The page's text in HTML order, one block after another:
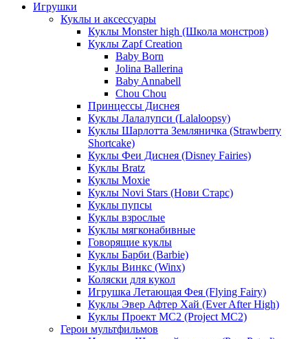
Игрушки
Куклы и аксессуары
Куклы Monster high (Школа монстров)
Куклы Zapf Creation
Baby Born
Jolina Ballerina
Baby Annabell
Chou Chou
Принцессы Диснея
Куклы Лалалупси (Lalaloopsy)
Куклы Шарлотта Земляничка (Strawberry
Shortcake)
Куклы Феи Диснея (Disney Fairies)
Куклы Bratz
Куклы Moxie
Куклы Novi Stars (Нови Старс)
Куклы пупсы
Куклы взрослые
Куклы мягконабивные
Говорящие куклы
Куклы Барби (Barbie)
Куклы Винкс (Winx)
Коляски для кукол
Игрушка Летающая Фея (Flying Fairy)
Куклы Эвер Афтер Хай (Ever After High)
Куклы Проект МС2 (Project MC2)
Герои мультфильмов